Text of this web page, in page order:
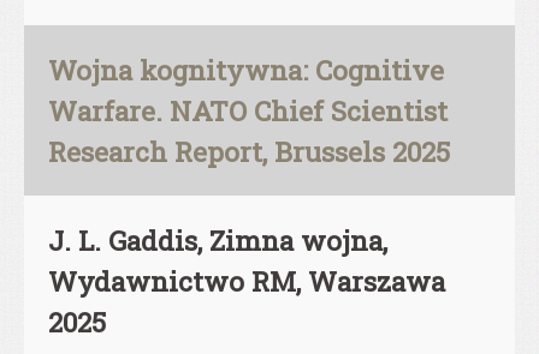
Wojna kognitywna: Cognitive
Warfare. NATO Chief Scientist
Research Report, Brussels 2025
J. L. Gaddis, Zimna wojna,
Wydawnictwo RM, Warszawa
2025